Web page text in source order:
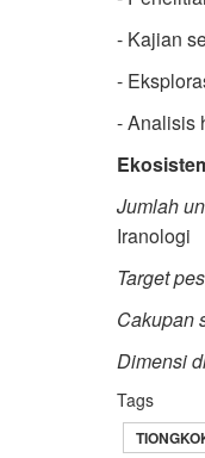
- Kajian
-
- Analisis
Jumlah
Iranologi
Target
Cakupan
Dimensi
Tags